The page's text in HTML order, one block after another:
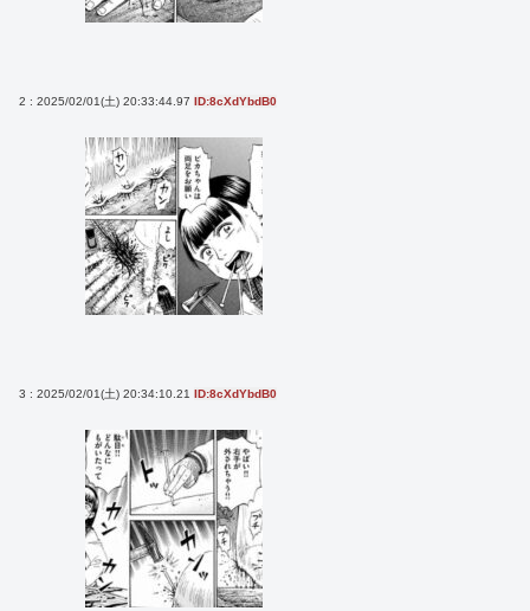
2 : 2025/02/01(土) 20:33:44.97 ID:8cXdYbdB0
3 : 2025/02/01(土) 20:34:10.21 ID:8cXdYbdB0